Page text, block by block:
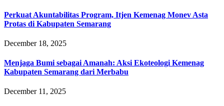
Perkuat Akuntabilitas Program, Itjen Kemenag Monev Asta
Protas di Kabupaten Semarang
December 18, 2025
Menjaga Bumi sebagai Amanah: Aksi Ekoteologi Kemenag
Kabupaten Semarang dari Merbabu
December 11, 2025